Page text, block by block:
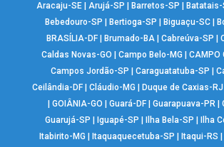
Aracaju-SE |Arujá-SP Barretos-SP Batatais-
Bebedouro-SP
Bertioga-SP Biguaçu-SC
BRASÍLIA-DF| Brumado-BA| Cabreúva-SP
Caldas Novas-GO
|Campo Belo-MG |CAMPO
Campos Jordão-SP
Caraguatatuba-SP
Ceilândia-DF| Cláudio-MG Duque de Caxias-RJ
GOIÂNIA-GO Guará-DF| Guarapuava-PR|
Guarujá-SP
Iguapé-SP Ilha Bela-SP Ilha
Itabirito-MG
Itaquaquecetuba-SP Itaqui-RS